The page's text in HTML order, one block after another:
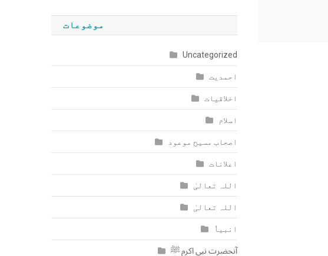
موضوعات
Uncategorized
احمدیت
اخلاقیات
اسلام
اصحاب مسیح موعود
اعلانات
اللہ تعالیٰ
اللہ تعالیٰ
انبیاٗ
آنحضرت نبی اکرم ﷺ